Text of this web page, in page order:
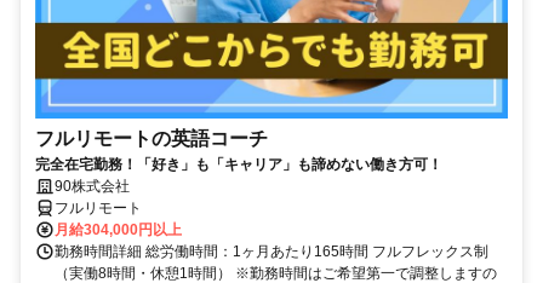
フルリモートの英語コーチ
完全在宅勤務！「好き」も「キャリア」も諦めない働き方可！
90株式会社
フルリモート
月給304,000円以上
勤務時間詳細 総労働時間：1ヶ月あたり165時間 フルフレックス制
（実働8時間・休憩1時間） ※勤務時間はご希望第一で調整しますの